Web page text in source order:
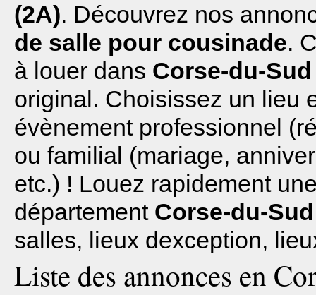
(2A). Découvrez nos
de salle pour cousinade.
à louer dans Corse-du-
original. Choisissez un lieu
évènement professionnel
ou familial (mariage,
etc.) ! Louez rapidement
département Corse-du-
salles, lieux dexception,
Liste des annonces en